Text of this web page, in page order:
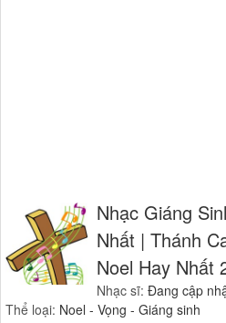
Nhạc Giáng
Nhất | Thánh
Noel Hay Nhất
Nhạc sĩ: Đang cập
Thể loại: Noel - Vọng - Giáng sinh